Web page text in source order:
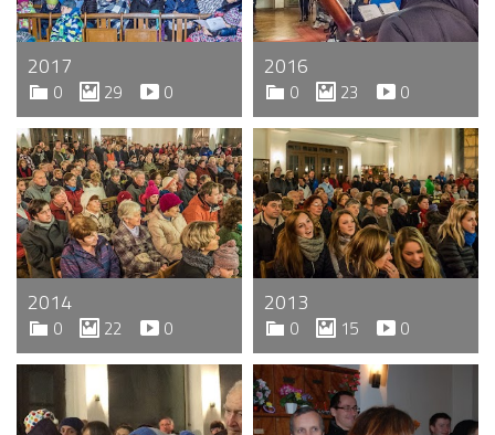
2017
0 29 0
2016
0 23 0
2014
0 22 0
2013
0 15 0